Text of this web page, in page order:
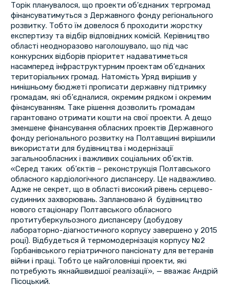
Торік планувалося, що проекти об’єднаних тергромад
фінансуватимуться з Державного фонду регіонального
розвитку. Тобто їм довелося б проходити жорстку
експертизу та відбір відповідних комісій. Керівництво
області неодноразово наголошувало, що під час
конкурсних відборів пріоритет надаватиметься
насамперед інфраструктурним проектам об’єднаних
територіальних громад. Натомість Уряд вирішив у
нинішньому бюджеті прописати державну підтримку
громадам, які об’єдналися, окремим рядком і окремим
фінансуванням. Таке рішення дозволить громадам
гарантовано отримати кошти на свої проекти. А дещо
зменшене фінансування обласних проектів Державного
фонду регіонального розвитку на Полтавщині вирішили
використати для будівництва і модернізації
загальнообласних і важливих соціальних об’єктів.
«Серед таких об’єктів – реконструкція Полтавського
обласного кардіологічного диспансеру. Це надважливо.
Адже не секрет, що в області високий рівень серцево-
судинних захворювань. Заплановано й будівництво
нового стаціонару Полтавського обласного
протитуберкульозного диспансеру (добудову
лабораторно-діагностичного корпусу завершено у 2015
році). Відбудеться й термомодернізація корпусу №2
Горбанівського геріатричного пансіонату для ветеранів
війни і праці. Тобто це найголовніші проекти, які
потребують якнайшвидшої реалізації», — вважає Андрій
Пісоцький.